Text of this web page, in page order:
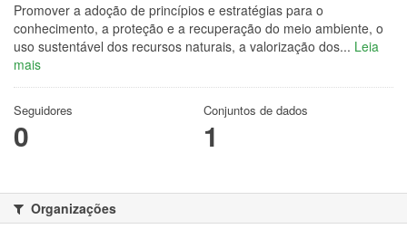
Promover a adoção de princípios e estratégias para o
conhecimento, a proteção e a recuperação do meio ambiente, o
uso sustentável dos recursos naturais, a valorização dos... Leia
mais
Seguidores
0
Conjuntos de dados
1
Organizações